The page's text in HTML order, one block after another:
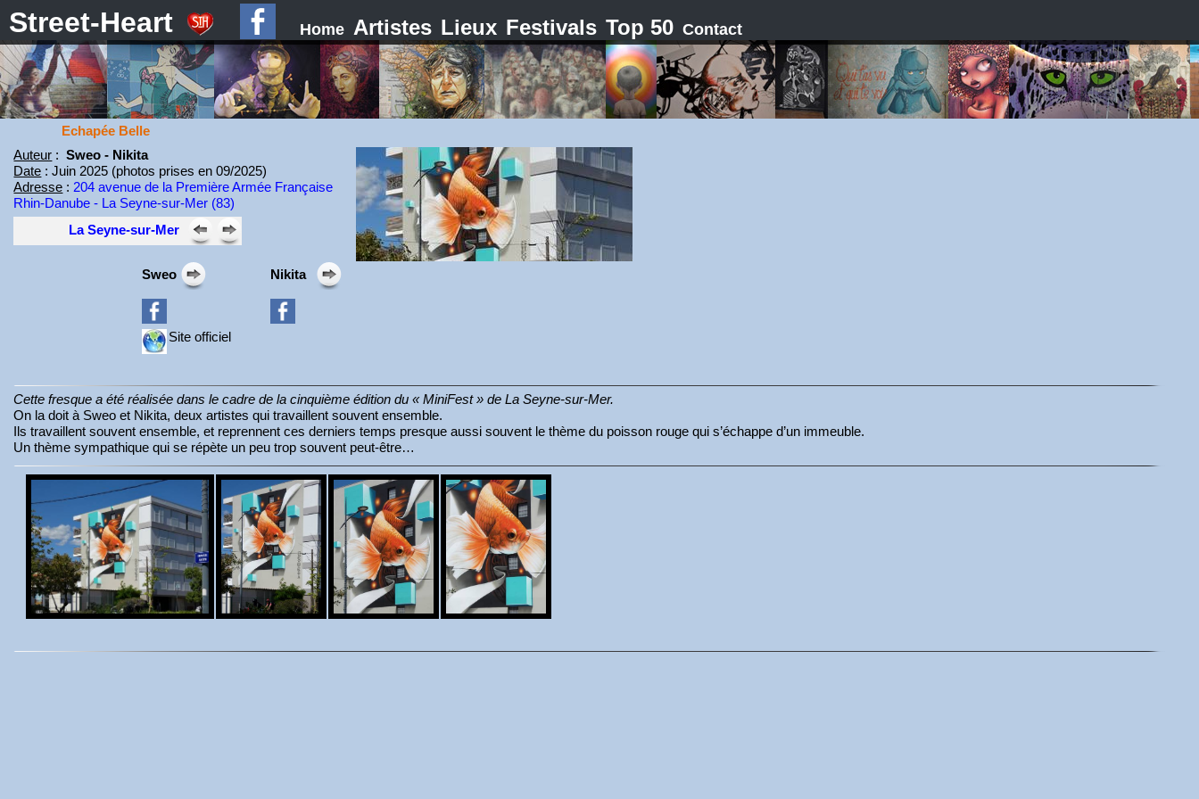
Street-Heart Home Artistes Lieux Festivals Top 50 Contact
Echapée Belle
Auteur : Sweo - Nikita
Date : Juin 2025 (photos prises en 09/2025)
Adresse : 204 avenue de la Première Armée Française
Rhin-Danube - La Seyne-sur-Mer (83)
La Seyne-sur-Mer
Sweo
Site officiel
Nikita
Cette fresque a été réalisée dans le cadre de la cinquième édition du « MiniFest » de La Seyne-sur-Mer.
On la doit à Sweo et Nikita, deux artistes qui travaillent souvent ensemble.
Ils travaillent souvent ensemble, et reprennent ces derniers temps presque aussi souvent le thème du poisson rouge qui s’échappe d’un immeuble.
Un thème sympathique qui se répète un peu trop souvent peut-être…